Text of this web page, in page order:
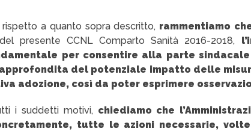
rispetto a quanto sopra descritto, rammentiamo
presente CCNL Comparto Sanità 2016-2018,
per consentire alla parte
del potenziale impatto delle
adozione, così da poter esprimere
i suddetti motivi, chiediamo che
tutte le azioni necessarie,